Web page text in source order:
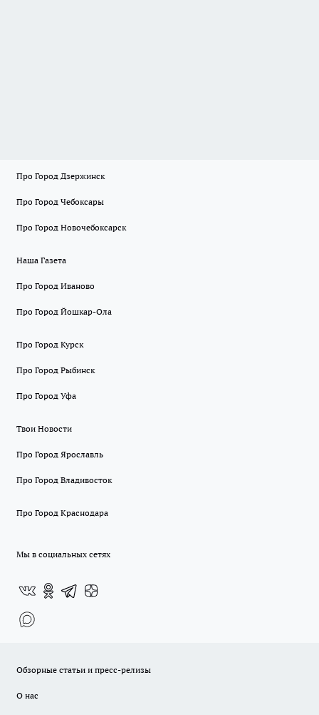
Про Город Дзержинск
Про Город Чебоксары
Про Город Новочебоксарск
Наша Газета
Про Город Иваново
Про Город Йошкар-Ола
Про Город Курск
Про Город Рыбинск
Про Город Уфа
Твои Новости
Про Город Ярославль
Про Город Владивосток
Про Город Краснодара
Мы в социальных сетях
Обзорные статьи и пресс-релизы
О нас